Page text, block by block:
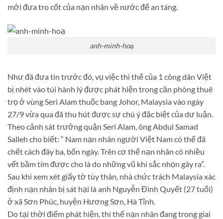
mới đưa tro cốt của nạn nhân về nước để an táng.
anh-minh-hoạ
Như đã đưa tin trước đó, vụ việc thi thể của 1 công dân Việt
bị nhét vào túi hành lý được phát hiện trong căn phòng thuê
trọ ở vùng Seri Alam thuộc bang Johor, Malaysia vào ngày
27/9 vừa qua đã thu hút được sự chú ý đặc biệt của dư luận.
Theo cảnh sát trưởng quận Seri Alam, ông Abdul Samad
Salleh cho biết: “ Nam nạn nhân người Việt Nam có thể đã
chết cách đây ba, bốn ngày. Trên cơ thể nạn nhân có nhiều
vết bầm tím được cho là do những vũ khí sắc nhọn gây ra”.
Sau khi xem xét giấy tờ tùy thân, nhà chức trách Malaysia xác
định nạn nhân bị sát hại là anh Nguyễn Đình Quyết (27 tuổi)
ở xã Sơn Phúc, huyện Hương Sơn, Hà Tĩnh.
Do tại thời điểm phát hiện, thi thể nạn nhân đang trong giai